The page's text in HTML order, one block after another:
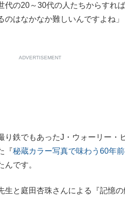
の20～30代の人たちからすれ
はなかなか難しいんですよね
ADVERTISEMENT
り鉄でもあったJ・ウォーリー・
『秘蔵カラー写真で味わう60年
です。
と庭田杏珠さんによる『記憶